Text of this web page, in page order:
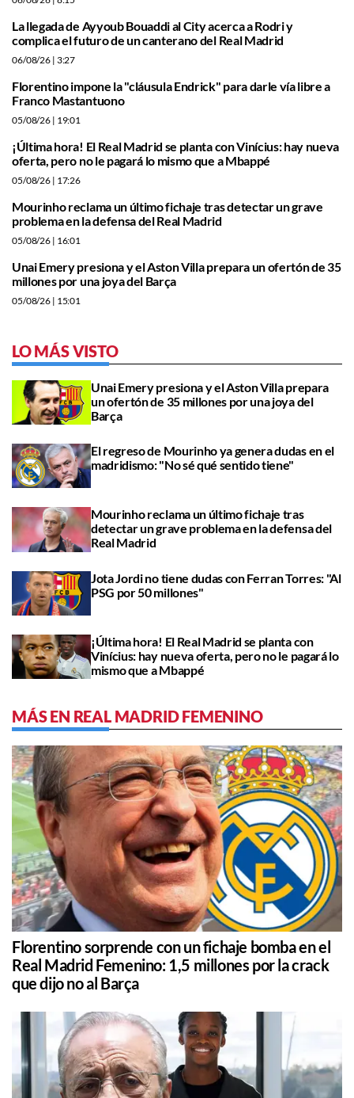
La llegada de Ayyoub Bouaddi al City acerca a Rodri y
complica el futuro de un canterano del Real Madrid
06/08/26 | 3:27
Florentino impone la "cláusula Endrick" para darle vía libre a
Franco Mastantuono
05/08/26 | 19:01
¡Última hora! El Real Madrid se planta con Vinícius: hay nueva
oferta, pero no le pagará lo mismo que a Mbappé
05/08/26 | 17:26
Mourinho reclama un último fichaje tras detectar un grave
problema en la defensa del Real Madrid
05/08/26 | 16:01
Unai Emery presiona y el Aston Villa prepara un ofertón de 35
millones por una joya del Barça
05/08/26 | 15:01
LO MÁS VISTO
Unai Emery presiona y el Aston Villa prepara
un ofertón de 35 millones por una joya del
Barça
El regreso de Mourinho ya genera dudas en el
madridismo: "No sé qué sentido tiene"
Mourinho reclama un último fichaje tras
detectar un grave problema en la defensa del
Real Madrid
Jota Jordi no tiene dudas con Ferran Torres: "Al
PSG por 50 millones"
¡Última hora! El Real Madrid se planta con
Vinícius: hay nueva oferta, pero no le pagará lo
mismo que a Mbappé
MÁS EN REAL MADRID FEMENINO
Florentino sorprende con un fichaje bomba en el
Real Madrid Femenino: 1,5 millones por la crack
que dijo no al Barça